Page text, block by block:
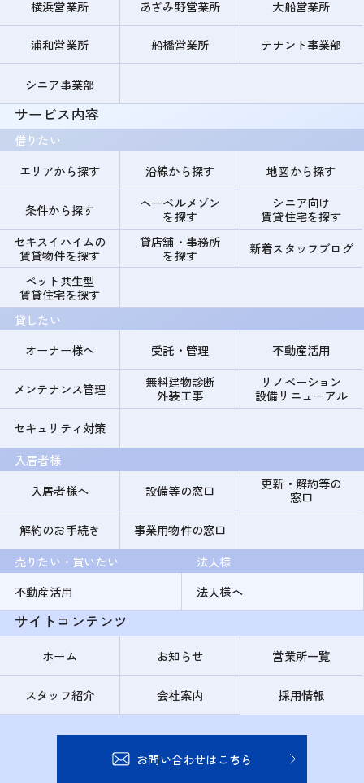
横浜営業所 あざみ野営業所 大船営業所
浦和営業所 船橋営業所 テナント事業部
シニア事業部
サービス内容
借りたい
エリアから探す
沿線から探す 地図から探す
条件から探す
ヘーベルメゾン
を探す
シニア向け
賃貸住宅を探す
セキスイハイムの
賃貸物件を探す
貸店舗・事務所
を探す
新着スタッフブログ
ペット共生型
賃貸住宅を探す
貸したい
オーナー様へ
受託・管理 不動産活用
メンテナンス管理
無料建物診断
外装工事
リノベーション
設備リニューアル
セキュリティ対策
入居者様
入居者様へ
設備等の窓口
更新・解約等の
窓口
解約のお手続き
事業用物件の窓口
売りたい・買いたい
不動産活用
法人様
法人様へ
サイトコンテンツ
ホーム お知らせ 営業所一覧
スタッフ紹介 会社案内 採用情報
お問い合わせはこちら